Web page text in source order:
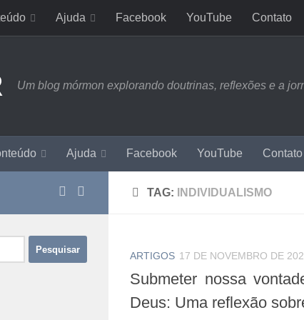
Ajuda Facebook YouTube Contato
Um blog mórmon explorando doutrinas, reflexões e a
Ajuda Facebook YouTube Contato
TAG: INDIVIDUALISMO
ARTIGOS 17 DE NOVEMBRO DE
Submeter nossa
Deus: Uma reflexão